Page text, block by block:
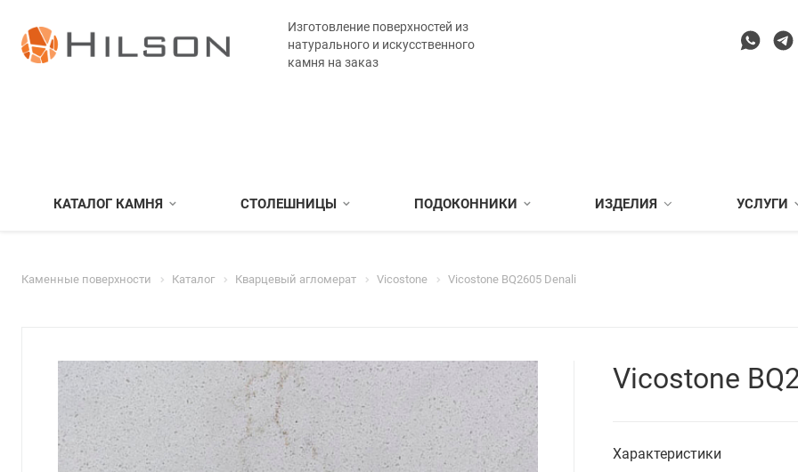
Изготовление поверхностей из
натурального и искусственного
камня на заказ
КАТАЛОГ КАМНЯ СТОЛЕШНИЦЫ ПОДОКОННИКИ ИЗДЕЛИЯ УСЛУГИ
Каменные поверхности Каталог Кварцевый агломерат Vicostone Vicostone BQ2605 Denali
Vicostone
Характеристики